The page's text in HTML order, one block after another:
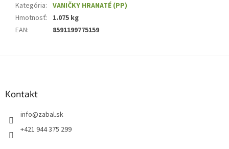
Kategória: VANIČKY HRANATÉ (PP)
Hmotnosť: 1.075 kg
EAN: 8591199775159
Kontakt
info@zabal.sk
+421 944 375 299